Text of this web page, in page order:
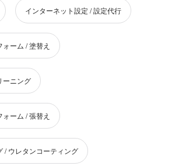
インターネット設定 / 設定代行
ーム / 塗替え
ーニング
ーム / 張替え
/ ウレタンコーティング